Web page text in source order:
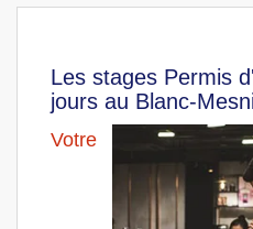
Les stages Permis
jours au Blanc-
Votre